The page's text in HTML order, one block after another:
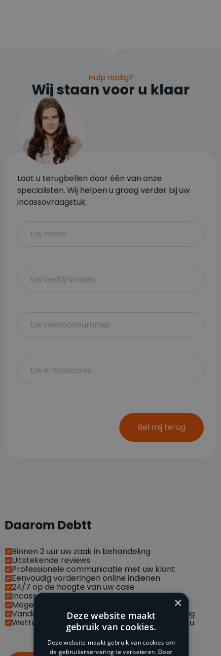
Hulp nodig?
Wij staan voor u klaar
Laat u terugbellen door één van onze
specialisten. Wij helpen u graag verder bij uw
incassovraagstuk.
Bel mij terug
Daarom Debtt
Binnen 2 uur uw zaak in behandeling
Uitstekende reviews
Professionele communicatie met uw klant
Eenvoudig vorderingen online indienen
24/7 op de hoogte van uw case
Incasseren via social media
Mogelijkheid met API koppelingen
Vandaag betaald, morgen op uw bankrekening
Wettelijke handelsrente van vordering is voor u
×
Deze website maakt
gebruik van cookies.
Deze website maakt gebruik van cookies om
de gebruikerservaring te verbeteren. Door